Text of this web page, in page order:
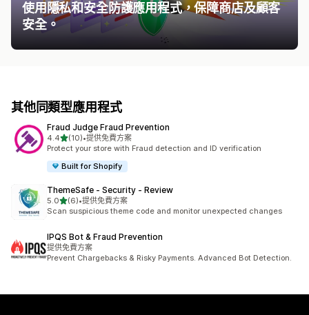
使用隱私和安全防護應用程式，保障商店及顧客
安全。
其他同類型應用程式
Fraud Judge Fraud Prevention
4.4滿分 5 顆星
(10)
共有 10 則評價
•提供免費方案
Protect your store with Fraud detection and ID verification
Built for Shopify
ThemeSafe ‑ Security ‑ Review
5.0滿分 5 顆星
(6)
共有 6 則評價
•提供免費方案
Scan suspicious theme code and monitor unexpected changes
IPQS Bot & Fraud Prevention
提供免費方案
Prevent Chargebacks & Risky Payments. Advanced Bot Detection.